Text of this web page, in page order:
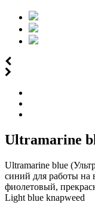
Ultramarine
Ultramarine blue
синий для работы на
фиолетовый,
Light blue knapweed